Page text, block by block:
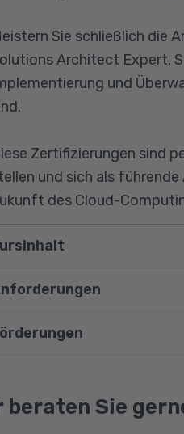
Sie schließlich die
Architect Expert.
und
Zertifizierungen sind
und sich als
des Cloud-
Cloud-Konzepte
Virtual Networking und
werden gute
die Dokumentationen, die
beraten Sie